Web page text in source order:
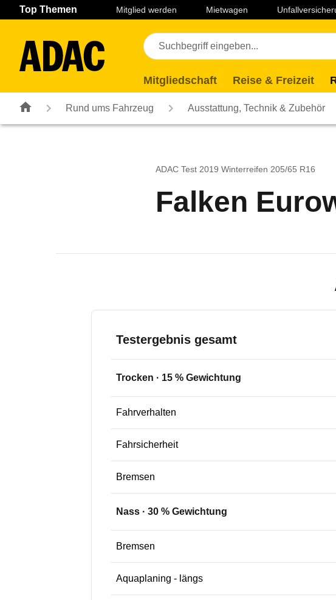
Navigation Seiteninhalt Fußzeile
Top Themen Mitglied werden Mietwagen
Mitgliedschaft Reise & Freizeit
Rund ums Fahrzeug Ausstattung, Technik & Zubehör
ADAC Test 2019 Winterreifen 205/65 R16
Falken
Testergebnis gesamt
Trocken · 15 % Gewichtung
Fahrverhalten
Fahrsicherheit
Bremsen
Nass · 30 % Gewichtung
Bremsen
Aquaplaning - längs